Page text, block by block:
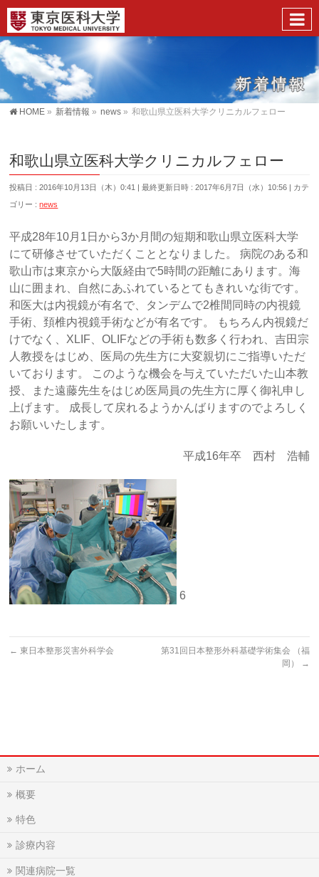
HOME » 新着情報 » news » 和歌山県立医科大学クリニカルフェロー
和歌山県立医科大学クリニカルフェロー
投稿日 : 2016年10月13日（木）0:41 最終更新日時 : 2017年6月7日（水）10:56
カテ
ゴリー :news
平成28年10月1日から3か月間の短期和歌山県立医科大学
にて研修させていただくこととなりました。 病院のある和
歌山市は東京から大阪経由で5時間の距離にあります。海
山に囲まれ、自然にあふれているとてもきれいな街です。
和医大は内視鏡が有名で、タンデムで2椎間同時の内視鏡
手術、頚椎内視鏡手術などが有名です。 もちろん内視鏡だ
けでなく、XLIF、OLIFなどの手術も数多く行われ、吉田宗
人教授をはじめ、医局の先生方に大変親切にご指導いただ
いております。 このような機会を与えていただいた山本教
授、また遠藤先生をはじめ医局員の先生方に厚く御礼申し
上げます。 成長して戻れるようかんばりますのでよろしく
お願いいたします。
平成16年卒 西村 浩輔
6
← 東日本整形災害外科学会
第31回日本整形外科基礎学術集会 （福
岡）
→
ホーム
概要
特色
診療内容
関連病院一覧